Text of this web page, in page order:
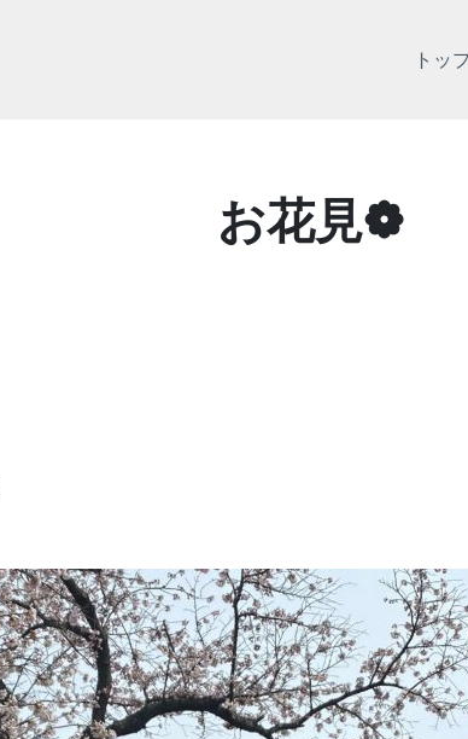
トッ
お花見❁